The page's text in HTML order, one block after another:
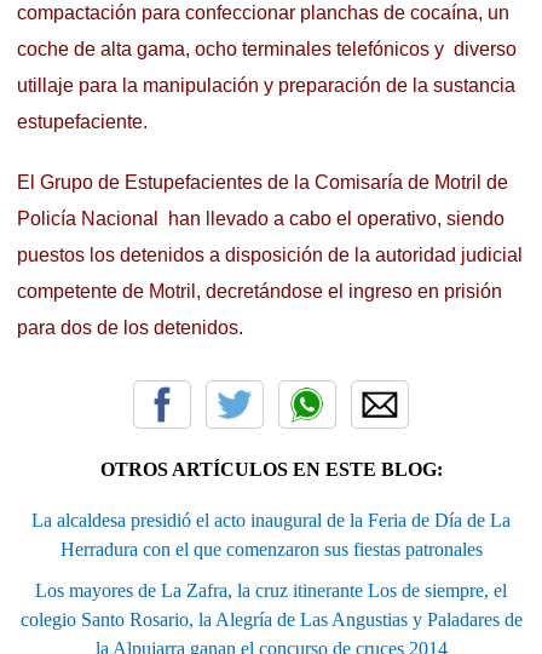
compactación para confeccionar planchas de cocaína, un
coche de alta gama, ocho terminales telefónicos y diverso
utillaje para la manipulación y preparación de la sustancia
estupefaciente.
El Grupo de Estupefacientes de la Comisaría de Motril de
Policía Nacional han llevado a cabo el operativo, siendo
puestos los detenidos a disposición de la autoridad judicial
competente de Motril, decretándose el ingreso en prisión
para dos de los detenidos.
OTROS ARTÍCULOS EN ESTE BLOG:
La alcaldesa presidió el acto inaugural de la Feria de Día de La
Herradura con el que comenzaron sus fiestas patronales
Los mayores de La Zafra, la cruz itinerante Los de siempre, el
colegio Santo Rosario, la Alegría de Las Angustias y Paladares de
la Alpujarra ganan el concurso de cruces 2014